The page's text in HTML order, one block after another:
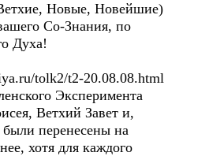
Новые, Новейшие)
Со-Знания, по
Духа!
tolk2/t2-20.08.08.html
Эксперимента
Ветхий Завет и,
перенесены на
хотя для каждого